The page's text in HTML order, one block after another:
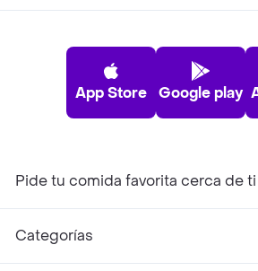
App Store Google play
Pide tu comida favorita cerca de ti
Categorías